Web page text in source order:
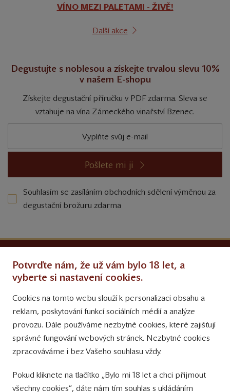
VÍNO MEZI PALETAMI - ŽIVĚ!
Další akce
Degustujte s noblesou a získejte trvalou slevu 10%
v našem E-shopu
Získejte degustační příručku v PDF zdarma. Sleva se
vztahuje na vína Zámeckého vinařství Bzenec.
Pošlete mi ji
Souhlasím se zasíláním obchodních sdělení výměnou za
degustační brožuru zdarma
Obchodní podmínky
Přinášíme vám týdně
tipy na Facebooku
Sledujte nás
na Instagramu
Sledujte náš
YouTube kanál
Potvrďte nám, že už vám bylo 18 let, a
vyberte si nastavení cookies.
Cookies na tomto webu slouží k personalizaci obsahu a
reklam, poskytování funkcí sociálních médií a analýze
provozu. Dále používáme nezbytné cookies, které zajišťují
správné fungování webových stránek. Nezbytné cookies
zpracováváme i bez Vašeho souhlasu vždy.
Pokud kliknete na tlačítko „Bylo mi 18 let a chci přijmout
všechny cookies“, dáte nám tím souhlas s ukládáním